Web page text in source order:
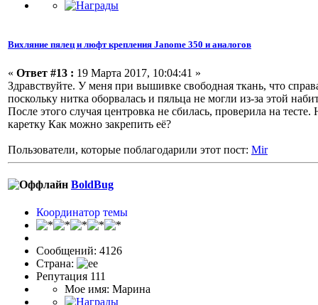
Вихляние пялец и люфт крепления Janome 350 и аналогов
« Ответ #13 : 19 Марта 2017, 10:04:41 »
Здравствуйте. У меня при вышивке свободная ткань, что
поскольку нитка оборвалась и пяльца не могли из-за этой
После этого случая центровка не сбилась, проверила на
каретку Как можно закрепить её?
Пользователи, которые поблагодарили этот пост: Mir
BoldBug
Координатор темы
Сообщений: 4126
Страна:
Репутация 111
Мое имя: Марина